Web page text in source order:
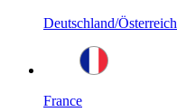
Deutschland/Österreich
France